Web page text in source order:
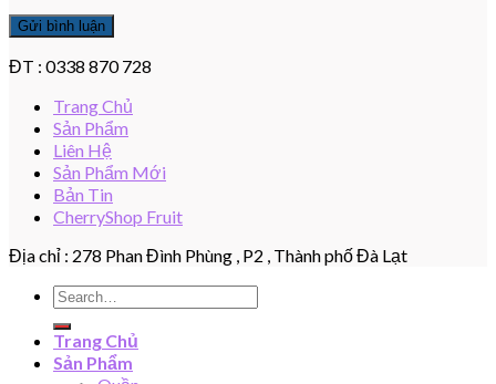
ĐT : 0338 870 728
Trang Chủ
Sản Phẩm
Liên Hệ
Sản Phẩm Mới
Bản Tin
CherryShop Fruit
Địa chỉ : 278 Phan Đình Phùng , P2 , Thành phố Đà Lạt
Search
for:
Trang Chủ
Sản Phẩm